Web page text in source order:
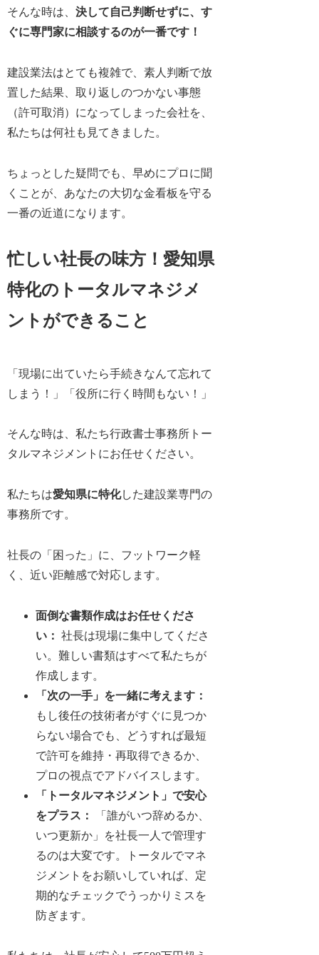
そんな時は、決して自己判断せずに、す
ぐに専門家に相談するのが一番です！
建設業法はとても複雑で、素人判断で放
置した結果、取り返しのつかない事態
（許可取消）になってしまった会社を、
私たちは何社も見てきました。
ちょっとした疑問でも、早めにプロに聞
くことが、あなたの大切な金看板を守る
一番の近道になります。
忙しい社長の味方！愛知県
特化のトータルマネジメ
ントができること
「現場に出ていたら手続きなんて忘れて
しまう！」「役所に行く時間もない！」
そんな時は、私たち行政書士事務所トー
タルマネジメントにお任せください。
私たちは愛知県に特化した建設業専門の
事務所です。
社長の「困った」に、フットワーク軽
く、近い距離感で対応します。
面倒な書類作成はお任せくださ
い ： 社長は現場に集中してくださ
い。難しい書類はすべて私たちが
作成します。
「次の一手」を一緒に考えます ：
もし後任の技術者がすぐに見つか
らない場合でも、どうすれば最短
で許可を維持・再取得できるか、
プロの視点でアドバイスします。
「トータルマネジメント」で安心
をプラス ：
「誰がいつ辞めるか、
いつ更新か」を社長一人で管理す
るのは大変です。トータルでマネ
ジメントをお願いしていれば、定
期的なチェックでうっかりミスを
防ぎます。